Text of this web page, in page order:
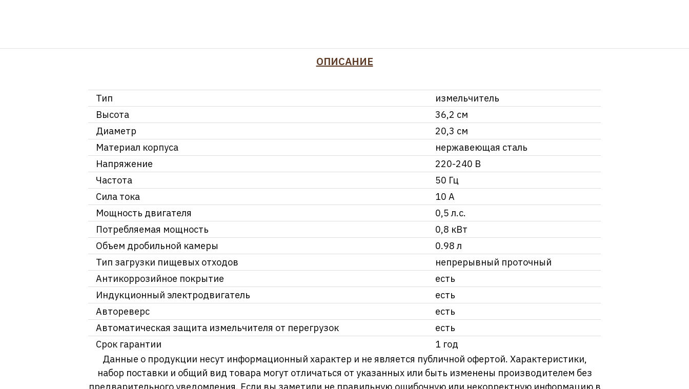
ОПИСАНИЕ
Тип
измельчитель
Высота
36,2 см
Диаметр
20,3 см
Материал корпуса
нержавеющая сталь
Напряжение
220-240 В
Частота
50 Гц
Сила тока
10 А
Мощность двигателя
0,5 л.с.
Потребляемая мощность
0,8 кВт
Объем дробильной камеры
0.98 л
Тип загрузки пищевых отходов
непрерывный проточный
Антикоррозийное покрытие
есть
Индукционный электродвигатель
есть
Автореверс
есть
Автоматическая защита измельчителя от перегрузок
есть
Срок гарантии
1 год
Данные о продукции несут информационный характер и не является публичной офертой. Характеристики,
набор поставки и общий вид товара могут отличаться от указанных или быть изменены производителем без